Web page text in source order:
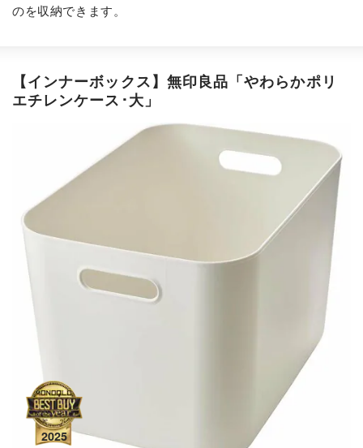
のを収納できます。
【インナーボックス】 無印良品「やわらかポリ
エチレンケース･大」